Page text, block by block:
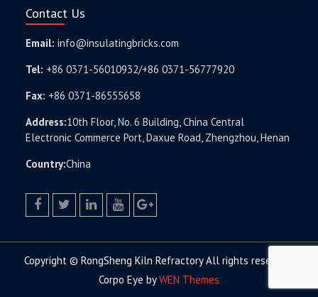
Contact Us
Email: info@insulatingbricks.com
Tel: +86 0371-56010932/+86 0371-56777920
Fax: +86 0371-86555658
Address:10th Floor, No. 6 Building, China Central
Electronic Commerce Port, Daxue Road, Zhengzhou, Henan
Country:China
Copyright © RongSheng Kiln Refractory All rights reserved.
Corpo Eye byWEN Themes